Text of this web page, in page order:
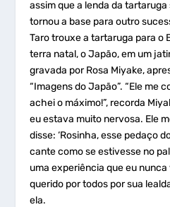
assim que a lenda da
tornou a base para outro
Taro trouxe a tartaruga para o
terra natal, o Japão, em um
gravada por Rosa Miyake,
“Imagens do Japão”. “Ele me
achei o máximo!”, recorda
eu estava muito nervosa. Ele
disse: ‘Rosinha, esse pedaço
cante como se estivesse no
uma experiência que eu nunca
querido por todos por sua
ela.